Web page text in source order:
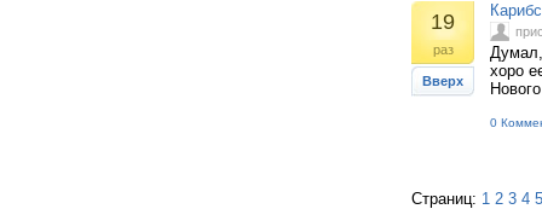
19
раз
Вверх
Думал,
хоро
0
Страниц: 1 2 3 4 5